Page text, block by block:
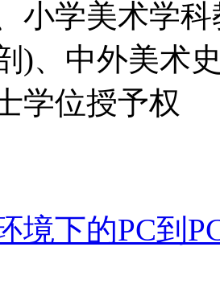
小学美术学
)、中外美术
学位授予权
境下的PC到